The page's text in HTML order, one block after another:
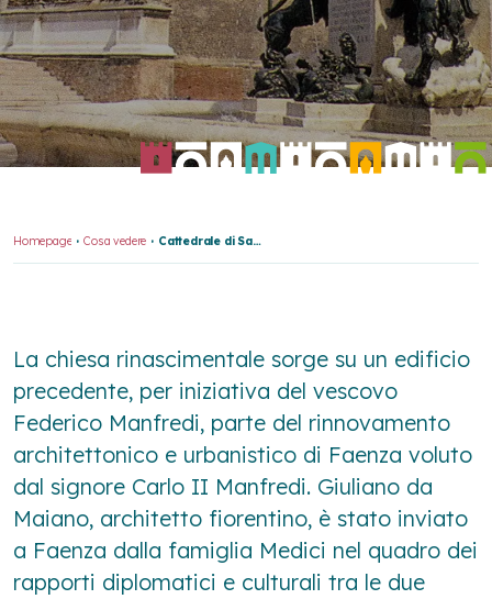
Homepage Cosa vedere Cattedrale di San Pietro
La chiesa rinascimentale sorge su un edificio
precedente, per iniziativa del vescovo
Federico Manfredi, parte del rinnovamento
architettonico e urbanistico di Faenza voluto
dal signore Carlo II Manfredi. Giuliano da
Maiano, architetto fiorentino, è stato inviato
a Faenza dalla famiglia Medici nel quadro dei
rapporti diplomatici e culturali tra le due